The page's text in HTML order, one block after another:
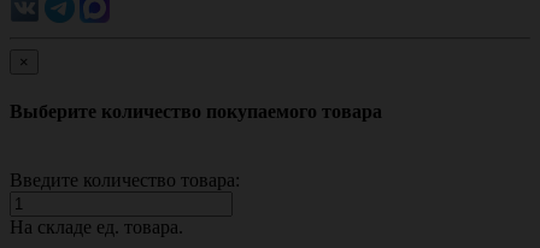
×
Выберите количество покупаемого товара
Введите количество товара:
На складе ед. товара.